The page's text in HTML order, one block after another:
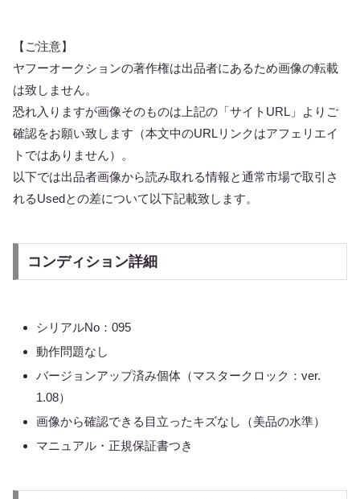
【ご注意】
ヤフーオークションの著作権は出品者にあるため画像の転載
は致しません。
恐れ入りますが画像そのものは上記の「サイトURL」よりご
確認をお願い致します（本文中のURLリンクはアフェリエイ
トではありません）。
以下では出品者画像から読み取れる情報と通常市場で取引さ
れるUsedとの差について以下記載致します。
コンディション詳細
シリアルNo：095
動作問題なし
バージョンアップ済み個体（マスタークロック：ver.
1.08）
画像から確認できる目立ったキズなし（美品の水準）
マニュアル・正規保証書つき